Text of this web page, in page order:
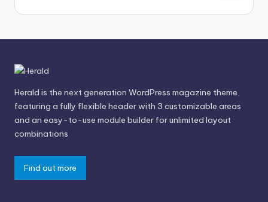
Herald is the next generation WordPress magazine theme,
featuring a fully flexible header with 3 customizable areas
and an easy-to-use module builder for unlimited layout
combinations
Find out more